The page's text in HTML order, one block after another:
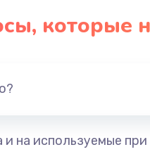
которые
и на используемые